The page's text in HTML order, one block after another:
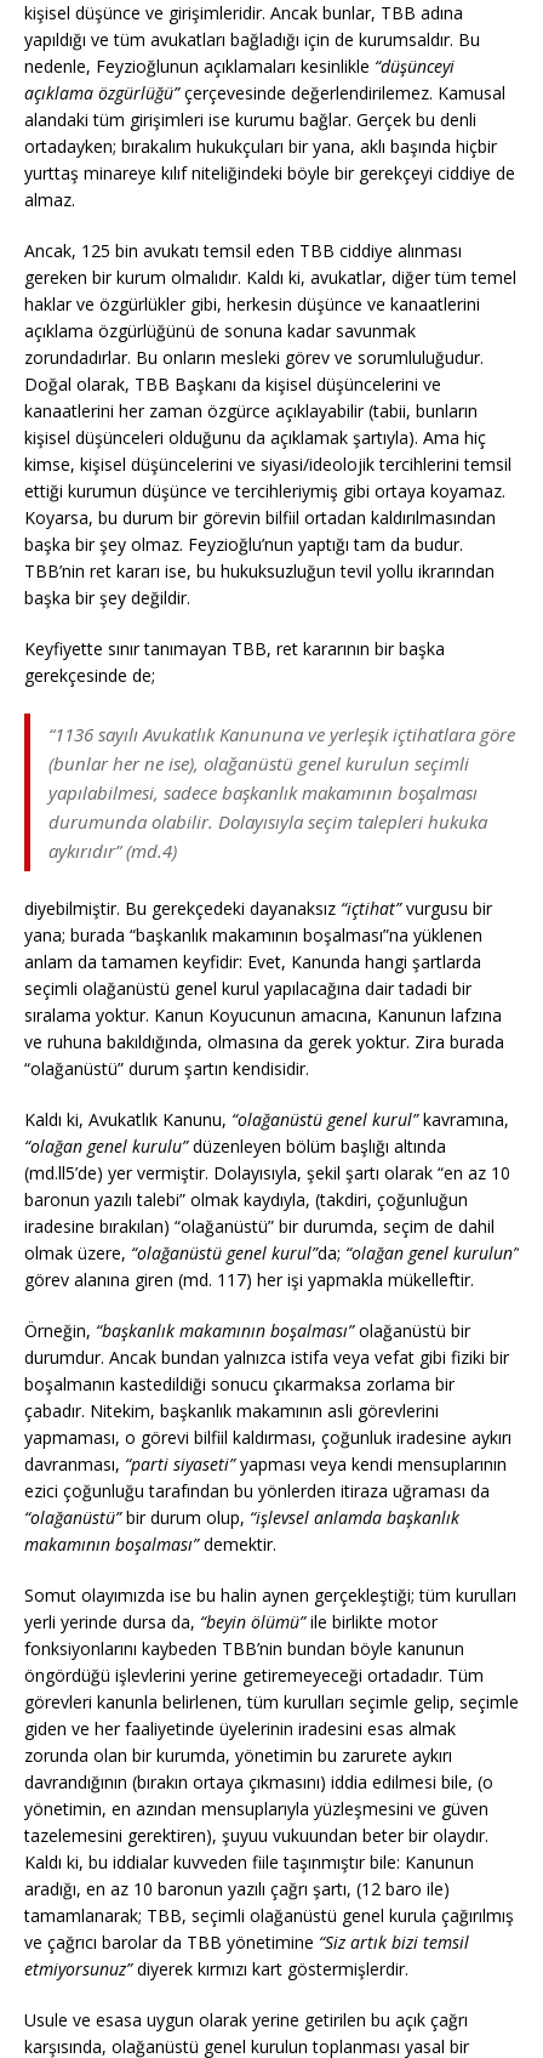
kişisel düşünce ve girişimleridir. Ancak bunlar, TBB adına
yapıldığı ve tüm avukatları bağladığı için de kurumsaldır. Bu
nedenle, Feyzioğlunun açıklamaları kesinlikle “düşünceyi
açıklama özgürlüğü”çerçevesinde değerlendirilemez. Kamusal
alandaki tüm girişimleri ise kurumu bağlar. Gerçek bu denli
ortadayken; bırakalım hukukçuları bir yana, aklı başında hiçbir
yurttaş minareye kılıf niteliğindeki böyle bir gerekçeyi ciddiye de
almaz.
Ancak, 125 bin avukatı temsil eden TBB ciddiye alınması
gereken bir kurum olmalıdır. Kaldı ki, avukatlar, diğer tüm temel
haklar ve özgürlükler gibi, herkesin düşünce ve kanaatlerini
açıklama özgürlüğünü de sonuna kadar savunmak
zorundadırlar. Bu onların mesleki görev ve sorumluluğudur.
Doğal olarak, TBB Başkanı da kişisel düşüncelerini ve
kanaatlerini her zaman özgürce açıklayabilir (tabii, bunların
kişisel düşünceleri olduğunu da açıklamak şartıyla). Ama hiç
kimse, kişisel düşüncelerini ve siyasi/ideolojik tercihlerini temsil
ettiği kurumun düşünce ve tercihleriymiş gibi ortaya koyamaz.
Koyarsa, bu durum bir görevin bilfiil ortadan kaldırılmasından
başka bir şey olmaz. Feyzioğlu’nun yaptığı tam da budur.
TBB’nin ret kararı ise, bu hukuksuzluğun tevil yollu ikrarından
başka bir şey değildir.
Keyfiyette sınır tanımayan TBB, ret kararının bir başka
gerekçesinde de;
“1136 sayılı Avukatlık Kanununa ve yerleşik içtihatlara göre
(bunlar her ne ise), olağanüstü genel kurulun seçimli
yapılabilmesi, sadece başkanlık makamının boşalması
durumunda olabilir. Dolayısıyla seçim talepleri hukuka
aykırıdır” (md.4)
diyebilmiştir. Bu gerekçedeki dayanaksız “içtihat”vurgusu bir
yana; burada “başkanlık makamının boşalması”na yüklenen
anlam da tamamen keyfidir: Evet, Kanunda hangi şartlarda
seçimli olağanüstü genel kurul yapılacağına dair tadadi bir
sıralama yoktur. Kanun Koyucunun amacına, Kanunun lafzına
ve ruhuna bakıldığında, olmasına da gerek yoktur. Zira burada
“olağanüstü” durum şartın kendisidir.
Kaldı ki, Avukatlık Kanunu, “olağanüstü genel kurul”kavramına,
“olağan genel kurulu”düzenleyen bölüm başlığı altında
(md.ll5’de) yer vermiştir. Dolayısıyla, şekil şartı olarak “en az 10
baronun yazılı talebi” olmak kaydıyla, (takdiri, çoğunluğun
iradesine bırakılan) “olağanüstü” bir durumda, seçim de dahil
olmak üzere, “olağanüstü genel kurul”da; “olağan genel kurulun”
görev alanına giren (md. 117) her işi yapmakla mükelleftir.
Örneğin, “başkanlık makamının boşalması”olağanüstü bir
durumdur. Ancak bundan yalnızca istifa veya vefat gibi fiziki bir
boşalmanın kastedildiği sonucu çıkarmaksa zorlama bir
çabadır. Nitekim, başkanlık makamının asli görevlerini
yapmaması, o görevi bilfiil kaldırması, çoğunluk iradesine aykırı
davranması, “parti siyaseti”yapması veya kendi mensuplarının
ezici çoğunluğu tarafından bu yönlerden itiraza uğraması da
“olağanüstü”bir durum olup, “işlevsel anlamda başkanlık
makamının boşalması”demektir.
Somut olayımızda ise bu halin aynen gerçekleştiği; tüm kurulları
yerli yerinde dursa da, “beyin ölümü”ile birlikte motor
fonksiyonlarını kaybeden TBB’nin bundan böyle kanunun
öngördüğü işlevlerini yerine getiremeyeceği ortadadır. Tüm
görevleri kanunla belirlenen, tüm kurulları seçimle gelip, seçimle
giden ve her faaliyetinde üyelerinin iradesini esas almak
zorunda olan bir kurumda, yönetimin bu zarurete aykırı
davrandığının (bırakın ortaya çıkmasını) iddia edilmesi bile, (o
yönetimin, en azından mensuplarıyla yüzleşmesini ve güven
tazelemesini gerektiren), şuyuu vukuundan beter bir olaydır.
Kaldı ki, bu iddialar kuvveden fiile taşınmıştır bile: Kanunun
aradığı, en az 10 baronun yazılı çağrı şartı, (12 baro ile)
tamamlanarak; TBB, seçimli olağanüstü genel kurula çağırılmış
ve çağrıcı barolar da TBB yönetimine “Siz artık bizi temsil
etmiyorsunuz”diyerek kırmızı kart göstermişlerdir.
Usule ve esasa uygun olarak yerine getirilen bu açık çağrı
karşısında, olağanüstü genel kurulun toplanması yasal bir